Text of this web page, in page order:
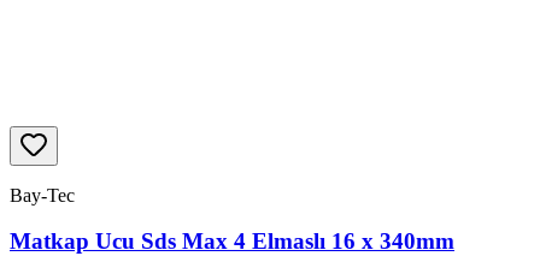
Bay-Tec
Matkap Ucu Sds Max 4 Elmaslı 16 x 340mm